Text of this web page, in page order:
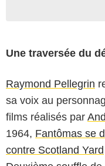
Une traversée du
Raymond Pellegrin
sa voix au
films réalisés par
1964, Fantômas se
contre Scotland Yard